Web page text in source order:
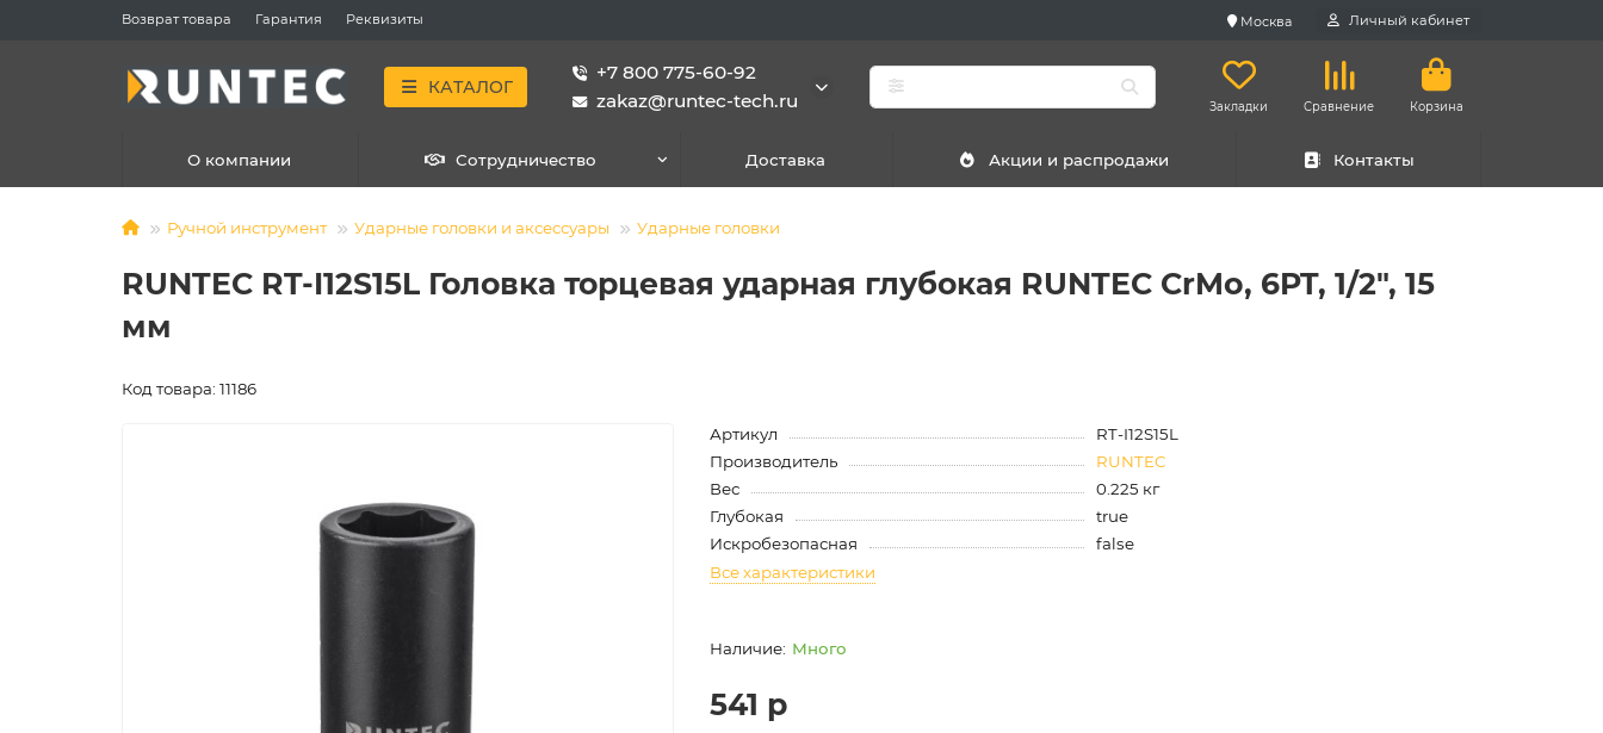
Возврат товара Гарантия Реквизиты Москва Личный кабинет
КАТАЛОГ
+7 800 775-60-92
zakaz@runtec-tech.ru
Закладки Сравнение Корзина
О компании Сотрудничество Доставка Акции и распродажи Контакты
Ручной инструмент Ударные головки и аксессуары Ударные головки
RUNTEC RT-I12S15L Головка торцевая ударная глубокая RUNTEC CrMo, 6PT, 1/2", 15
мм
Код товара: 11186
Артикул
RT-I12S15L
Производитель
RUNTEC
Вес
0.225 кг
Глубокая
true
Искробезопасная
false
Все характеристики
Много
541 р